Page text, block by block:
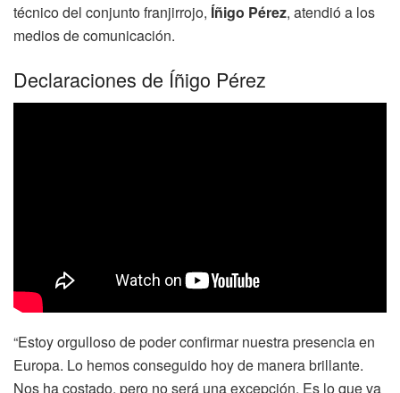
técnico del conjunto franjirrojo, Íñigo Pérez, atendió a los
medios de comunicación.
Declaraciones de Íñigo Pérez
“Estoy orgulloso de poder confirmar nuestra presencia en
Europa. Lo hemos conseguido hoy de manera brillante.
Nos ha costado, pero no será una excepción. Es lo que va